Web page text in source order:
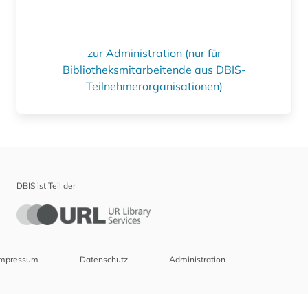
zur Administration (nur für
Bibliotheksmitarbeitende aus DBIS-
Teilnehmerorganisationen)
DBIS ist Teil der
Datenschutz Administration